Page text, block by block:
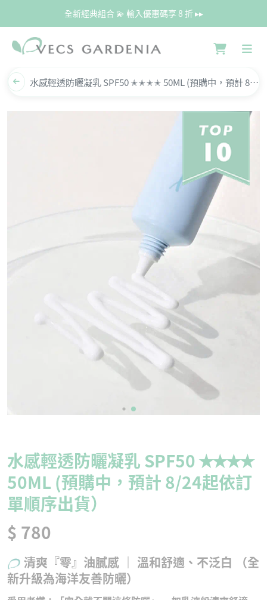
全新經典組合 💫 輸入優惠碼享 8 折 ▸▸
水感輕透防曬凝乳 SPF50 ✭✭✭✭ 50ML (預購中，預計 8/24起依訂單順序出貨）
水感輕透防曬凝乳 SPF50 ✭✭✭✭
50ML (預購中，預計 8/24起依訂
單順序出貨）
$ 780
清爽『零』油膩感 ｜ 溫和舒適、不泛白 （全
新升級為海洋友善防曬）